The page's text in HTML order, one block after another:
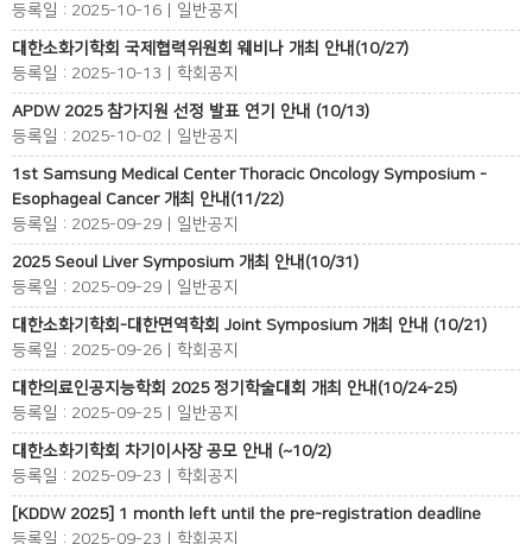
등록일 : 2025-10-16 | 일반공지
대한소화기학회 국제협력위원회 웨비나 개최 안내(10/27)
등록일 : 2025-10-13 | 학회공지
APDW 2025 참가지원 선정 발표 연기 안내 (10/13)
등록일 : 2025-10-02 | 일반공지
1st Samsung Medical Center Thoracic Oncology Symposium -
Esophageal Cancer 개최 안내(11/22)
등록일 : 2025-09-29 | 일반공지
2025 Seoul Liver Symposium 개최 안내(10/31)
등록일 : 2025-09-29 | 일반공지
대한소화기학회-대한면역학회 Joint Symposium 개최 안내 (10/21)
등록일 : 2025-09-26 | 학회공지
대한의료인공지능학회 2025 정기학술대회 개최 안내(10/24-25)
등록일 : 2025-09-25 | 일반공지
대한소화기학회 차기이사장 공모 안내 (~10/2)
등록일 : 2025-09-23 | 학회공지
[KDDW 2025] 1 month left until the pre-registration deadline
등록일 : 2025-09-23 | 학회공지